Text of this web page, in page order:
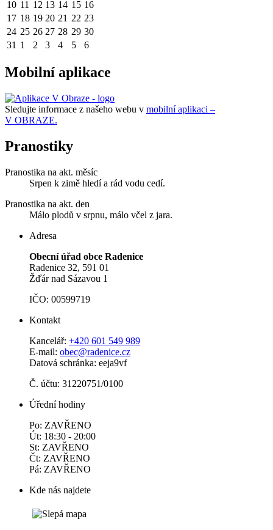
10 11 12 13 14 15 16
17 18 19 20 21 22 23
24 25 26 27 28 29 30
31 1 2 3 4 5 6
Mobilní aplikace
Sledujte informace z našeho webu v mobilní aplikaci –
V OBRAZE.
Pranostiky
Pranostika na akt. měsíc
Srpen k zimě hledí a rád vodu cedí.
Pranostika na akt. den
Málo plodů v srpnu, málo včel z jara.
Adresa
Obecní úřad obce Radenice
Radenice 32, 591 01
Žďár nad Sázavou 1
IČO: 00599719
Kontakt
Kancelář: +420 601 549 989
E-mail: obec@radenice.cz
Datová schránka: eeja9vf
Č. účtu: 31220751/0100
Úřední hodiny
Po: ZAVŘENO
Út: 18:30 - 20:00
St: ZAVŘENO
Čt: ZAVŘENO
Pá: ZAVŘENO
Kde nás najdete